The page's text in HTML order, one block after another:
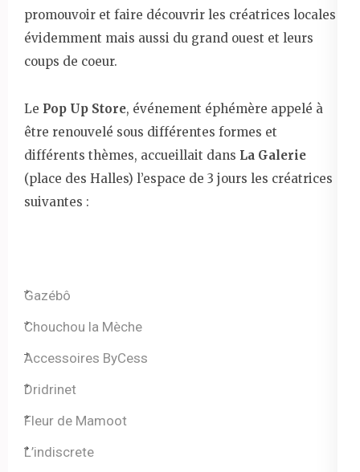
promouvoir et faire découvrir les créatrices locales
évidemment mais aussi du grand ouest et leurs
coups de coeur.
Le Pop Up Store, événement éphémère appelé à
être renouvelé sous différentes formes et
différents thèmes, accueillait dans La Galerie
(place des Halles) l’espace de 3 jours les créatrices
suivantes :
Gazébô
Chouchou la Mèche
Accessoires ByCess
Dridrinet
Fleur de Mamoot
L’indiscrete